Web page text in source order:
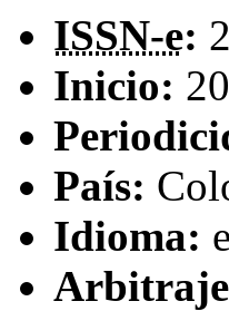
ISSN-e:
Inicio:
País:
Idioma: